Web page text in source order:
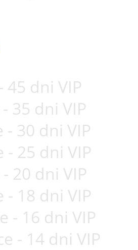
45 dni VIP
35 dni VIP
- 30 dni VIP
- 25 dni VIP
20 dni VIP
- 18 dni VIP
- 16 dni VIP
- 14 dni VIP